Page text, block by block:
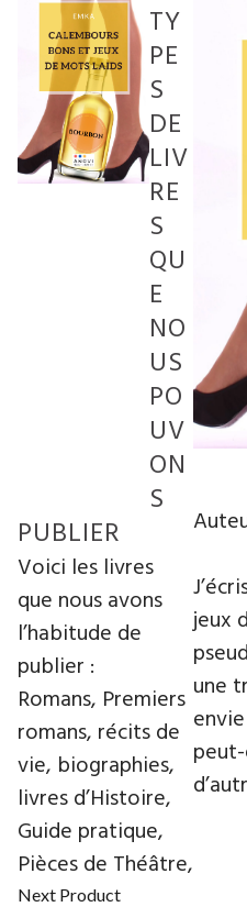
jeux
une
Next Product
TY
PE
S
DE
LIV
RE
S
QU
E
NO
US
PO
UV
ON
S
PUBLIER
Voici les livres
que nous avons
l’habitude de
publier :
Romans, Premiers
romans, récits de
vie, biographies,
livres d’Histoire,
Guide pratique,
Pièces de Théâtre,